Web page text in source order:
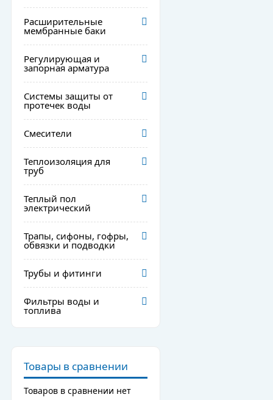
Расширительные
мембранные баки
Регулирующая и
запорная арматура
Системы защиты от
протечек воды
Смесители
Теплоизоляция для
труб
Теплый пол
электрический
Трапы, сифоны, гофры,
обвязки и подводки
Трубы и фитинги
Фильтры воды и
топлива
Товары в сравнении
Товаров в сравнении нет